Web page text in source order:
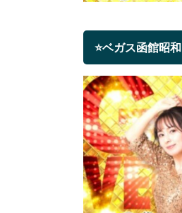
⭐ベガス函館昭和